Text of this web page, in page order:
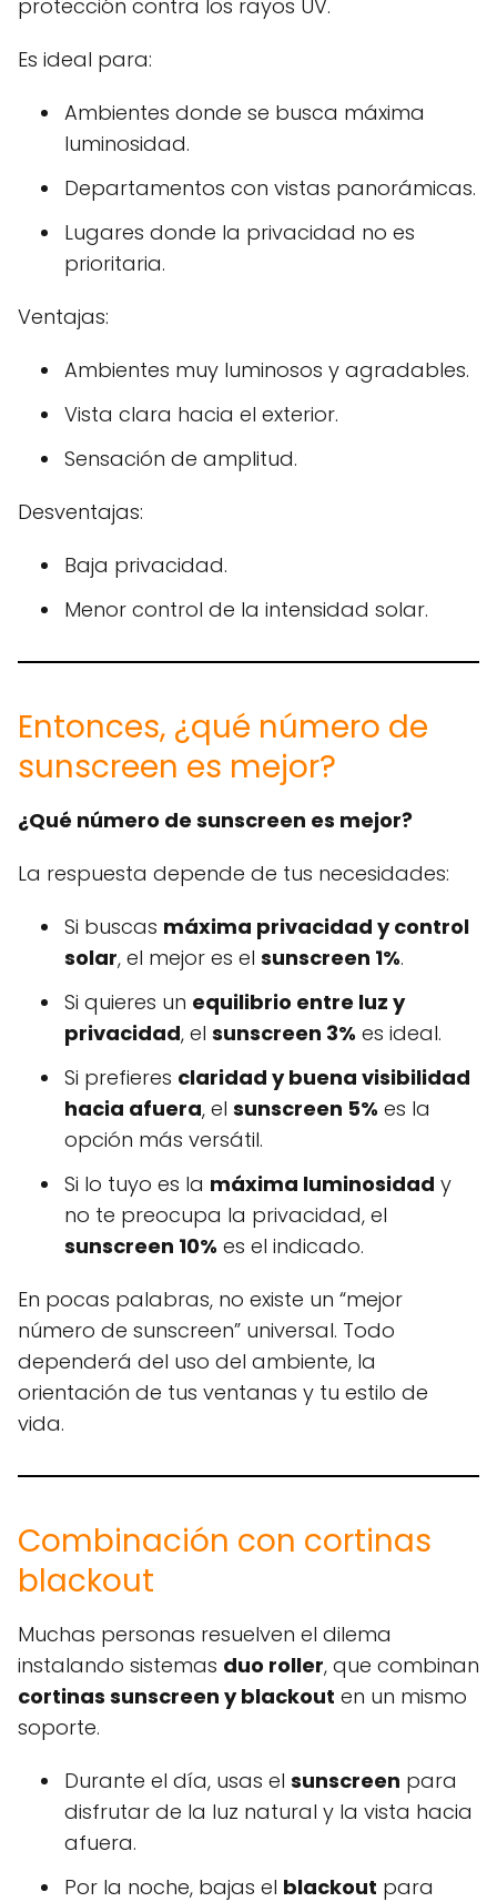
protección contra los rayos UV.
Es ideal para:
Ambientes donde se busca máxima
luminosidad.
Departamentos con vistas panorámicas.
Lugares donde la privacidad no es
prioritaria.
Ventajas:
Ambientes muy luminosos y agradables.
Vista clara hacia el exterior.
Sensación de amplitud.
Desventajas:
Baja privacidad.
Menor control de la intensidad solar.
Entonces, ¿qué número de
sunscreen es mejor?
¿Qué número de sunscreen es mejor?
La respuesta depende de tus necesidades:
Si buscas máxima privacidad y control
solar, el mejor es el sunscreen 1%.
Si quieres un equilibrio entre luz y
privacidad, el sunscreen 3% es ideal.
Si prefieres claridad y buena visibilidad
hacia afuera, el sunscreen 5% es la
opción más versátil.
Si lo tuyo es la máxima luminosidad y
no te preocupa la privacidad, el
sunscreen 10% es el indicado.
En pocas palabras, no existe un “mejor
número de sunscreen” universal. Todo
dependerá del uso del ambiente, la
orientación de tus ventanas y tu estilo de
vida.
Combinación con cortinas
blackout
Muchas personas resuelven el dilema
instalando sistemas duo roller, que combinan
cortinas sunscreen y blackout en un mismo
soporte.
Durante el día, usas el sunscreen para
disfrutar de la luz natural y la vista hacia
afuera.
Por la noche, bajas el blackout para